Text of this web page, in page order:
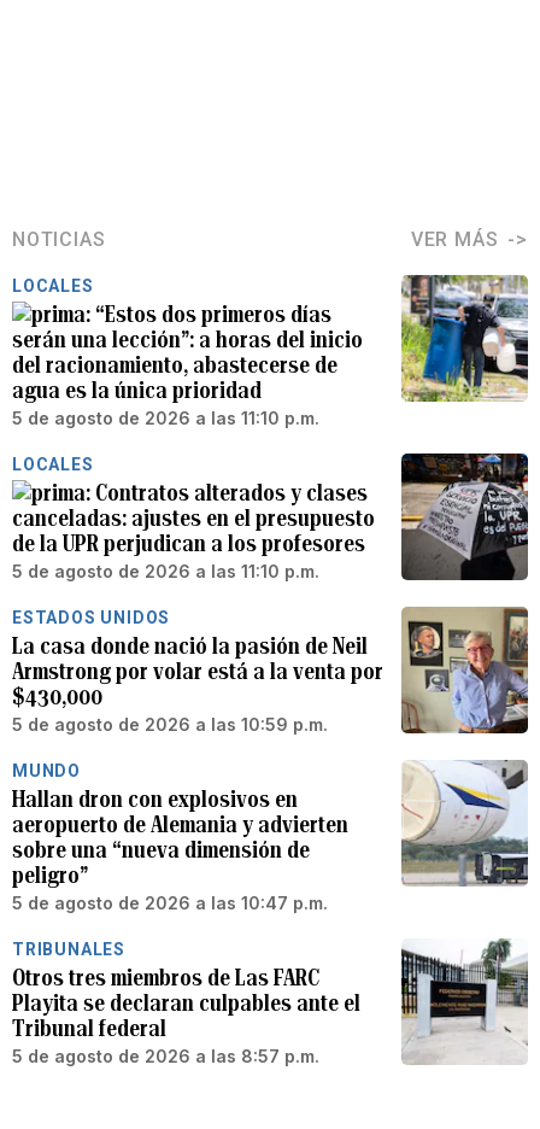
NOTICIAS VER MÁS
LOCALES
“Estos dos primeros días
serán una lección”: a horas del inicio
del racionamiento, abastecerse de
agua es la única prioridad
5 de agosto de 2026 a las 11:10 p.m.
LOCALES
Contratos alterados y clases
canceladas: ajustes en el presupuesto
de la UPR perjudican a los profesores
5 de agosto de 2026 a las 11:10 p.m.
ESTADOS UNIDOS
La casa donde nació la pasión de Neil
Armstrong por volar está a la venta por
$430,000
5 de agosto de 2026 a las 10:59 p.m.
MUNDO
Hallan dron con explosivos en
aeropuerto de Alemania y advierten
sobre una “nueva dimensión de
peligro”
5 de agosto de 2026 a las 10:47 p.m.
TRIBUNALES
Otros tres miembros de Las FARC
Playita se declaran culpables ante el
Tribunal federal
5 de agosto de 2026 a las 8:57 p.m.